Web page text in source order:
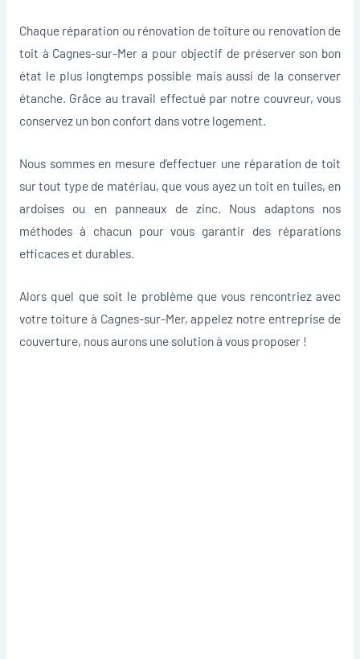
Chaque réparation ou rénovation de toiture ou renovation de
toit à Cagnes-sur-Mer a pour objectif de préserver son bon
état le plus longtemps possible mais aussi de la conserver
étanche. Grâce au travail effectué par notre couvreur, vous
conservez un bon confort dans votre logement.
Nous sommes en mesure d’effectuer une réparation de toit
sur tout type de matériau, que vous ayez un toit en tuiles, en
ardoises ou en panneaux de zinc. Nous adaptons nos
méthodes à chacun pour vous garantir des réparations
efficaces et durables.
Alors quel que soit le problème que vous rencontriez avec
votre toiture à Cagnes-sur-Mer, appelez notre entreprise de
couverture, nous aurons une solution à vous proposer !